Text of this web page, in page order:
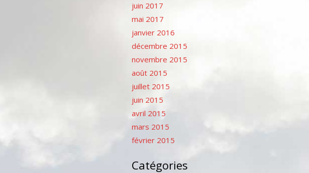
juin 2017
mai 2017
janvier 2016
décembre 2015
novembre 2015
août 2015
juillet 2015
juin 2015
avril 2015
mars 2015
février 2015
Catégories